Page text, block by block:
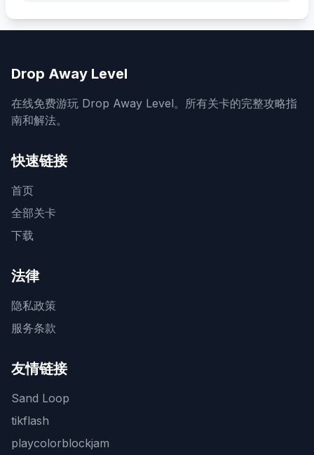
Drop Away Level
在线免费游玩 Drop Away Level。所有关卡的完整攻略指
南和解法。
快速链接
首页
全部关卡
下载
法律
隐私政策
服务条款
友情链接
Sand Loop
tikflash
playcolorblockjam